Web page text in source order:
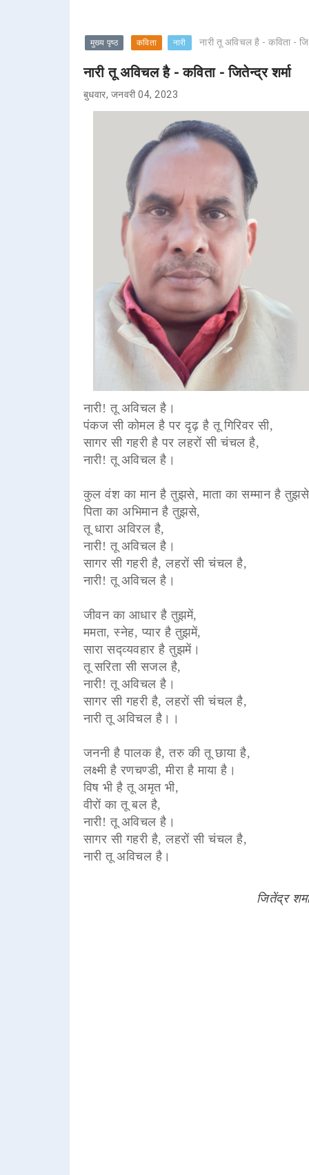
मुख्य पृष्ठ कविता नारी नारी तू अविचल है - कविता -
नारी तू अविचल है - कविता - जितेन्द्र शर्मा
बुधवार, जनवरी 04, 2023
नारी! तू अविचल है।
पंकज सी कोमल है पर दृढ़ है तू गिरिवर सी,
सागर सी गहरी है पर लहरों सी चंचल है,
नारी! तू अविचल है।
कुल वंश का मान है तुझसे, माता का सम्मान है
पिता का अभिमान है तुझसे,
तू धारा अविरल है,
नारी! तू अविचल है।
सागर सी गहरी है, लहरों सी चंचल है,
नारी! तू अविचल है।
जीवन का आधार है तुझमें,
ममता, स्नेह, प्यार है तुझमें,
सारा सद्व्यवहार है तुझमें।
तू सरिता सी सजल है,
नारी! तू अविचल है।
सागर सी गहरी है, लहरों सी चंचल है,
नारी तू अविचल है।।
जननी है पालक है, तरु की तू छाया है,
लक्ष्मी है रणचण्डी, मीरा है माया है।
विष भी है तू अमृत भी,
वीरों का तू बल है,
नारी! तू अविचल है।
सागर सी गहरी है, लहरों सी चंचल है,
नारी तू अविचल है।
जितेंद्र